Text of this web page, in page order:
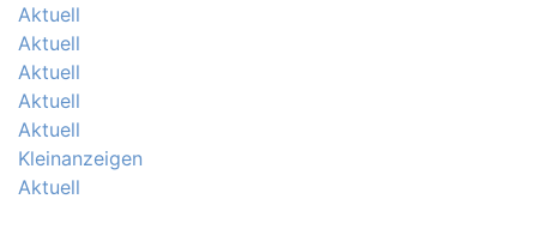
Aktuell
Aktuell
Aktuell
Aktuell
Aktuell
Kleinanzeigen
Aktuell